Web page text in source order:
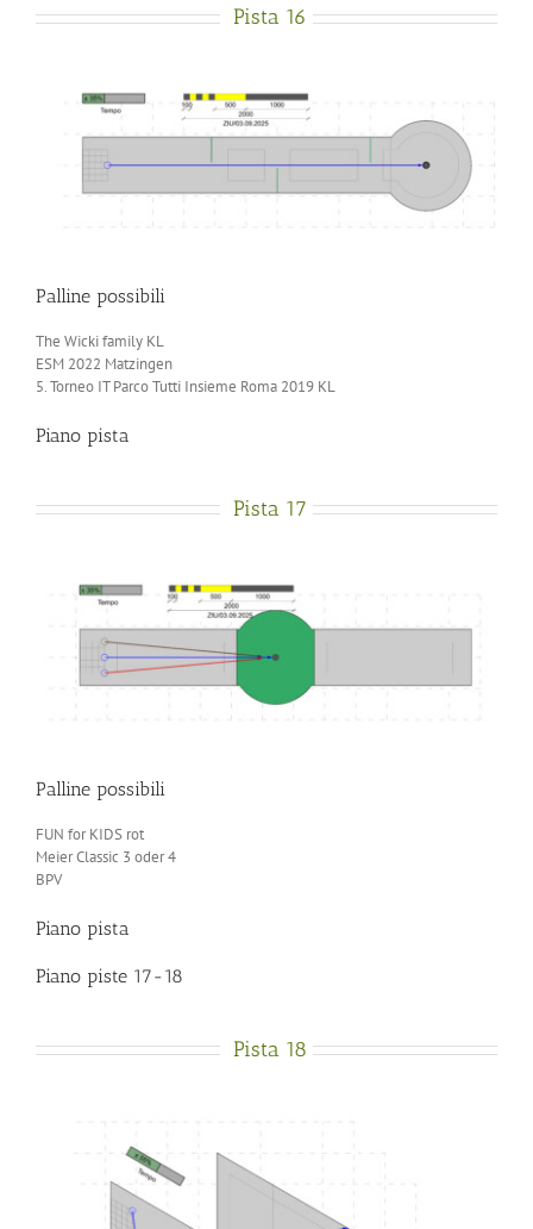
Pista 16
Palline possibili
The Wicki family KL
ESM 2022 Matzingen
5. Torneo IT Parco Tutti Insieme Roma 2019 KL
Piano pista
Pista 17
Palline possibili
FUN for KIDS rot
Meier Classic 3 oder 4
BPV
Piano pista
Piano piste 17-18
Pista 18